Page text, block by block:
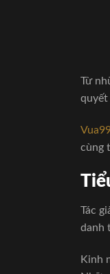
Từ
quyết
cùng
Tác
danh
Kinh